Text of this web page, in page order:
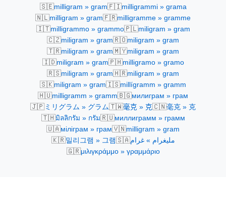
🇸🇪milligram » gram🇫🇮milligrammi » grama
🇳🇱milligram » gram🇫🇷milligramme » gramme
🇮🇹milligrammo » grammo🇵🇱miligram » gram
🇨🇿miligram » gram🇷🇴miligram » gram
🇹🇷miligram » gram🇲🇾miligram » gram
🇮🇩miligram » gram🇵🇭milligramo » gramo
🇷🇸miligram » gram🇭🇷miligram » gram
🇸🇰miligram » gram🇮🇸millígramm » gramm
🇭🇺milligramm » gramm🇧🇬милиграм » грам
🇯🇵ミリグラム » グラム🇹🇼毫克 » 克🇨🇳毫克 » 克
🇹🇭มิลลิกรัม » กรัม🇷🇺миллиграмм » грамм
🇺🇦міліграм » грам🇻🇳milligram » gram
🇰🇷밀리그램 » 그램🇸🇦مليغرام » غرام
🇬🇷μιλιγκράμμο » γραμμάριο